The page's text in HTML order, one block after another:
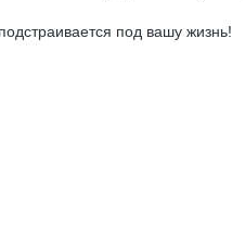
под вашу жизнь!